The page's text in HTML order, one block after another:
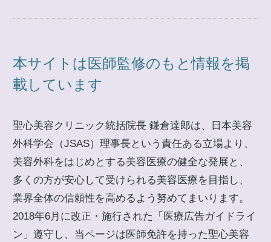
本サイトは医師監修のもと情報を掲
載しています
聖心美容クリニック統括院長 鎌倉達郎は、日本美容
外科学会（JSAS）理事長という責任ある立場より、
美容外科をはじめとする美容医療の健全な発展と、
多くの方が安心して受けられる美容医療を目指し、
業界全体の信頼性を高めるよう努めてまいります。
2018年6月に改正・施行された「医療広告ガイドライ
ン」遵守し、当ページは医師免許を持った聖心美容